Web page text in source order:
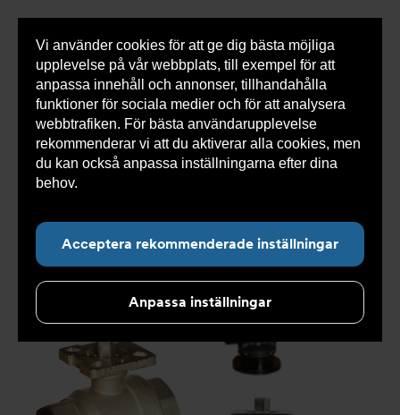
Vi använder cookies för att ge dig bästa möjliga
upplevelse på vår webbplats, till exempel för att
anpassa innehåll och annonser, tillhandahålla
funktioner för sociala medier och för att analysera
webbtrafiken. För bästa användarupplevelse
rekommenderar vi att du aktiverar alla cookies, men
du kan också anpassa inställningarna efter dina
behov.
Acceptera rekommenderade inställningar
Anpassa inställningar
0 varorSnabborder
Du
här:
Armatec > Produkter > Kyla > Manöverdon NC
Tillbehör manöverdon
>
Tillbehör för ventiler &
manöverdon AT 3970-